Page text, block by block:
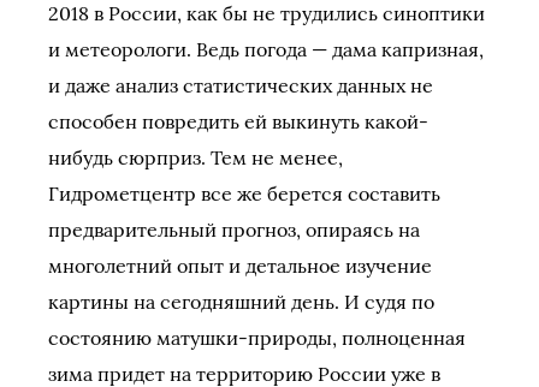
2018 в России, как бы не трудились синоптики
и метеорологи. Ведь погода — дама капризная,
и даже анализ статистических данных не
способен повредить ей выкинуть какой-
нибудь сюрприз. Тем не менее,
Гидрометцентр все же берется составить
предварительный прогноз, опираясь на
многолетний опыт и детальное изучение
картины на сегодняшний день. И судя по
состоянию матушки-природы, полноценная
зима придет на территорию России уже в